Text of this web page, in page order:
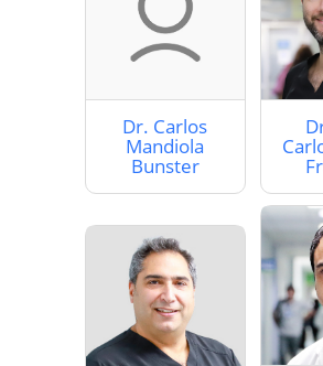
Dr. Carlos
Mandiola
Bunster